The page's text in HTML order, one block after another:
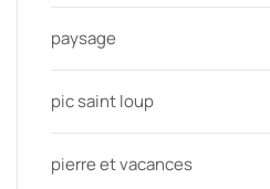
paysage
pic saint loup
pierre et vacances